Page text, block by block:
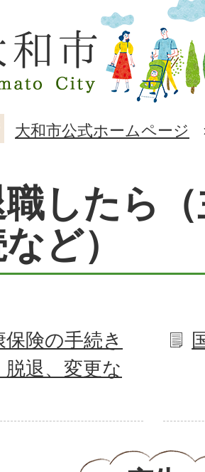
大和市公式ホームページ
したら
ど）
保険の手続き
脱退、変更な